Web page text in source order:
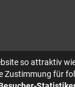
so attraktiv
Zustimmung für